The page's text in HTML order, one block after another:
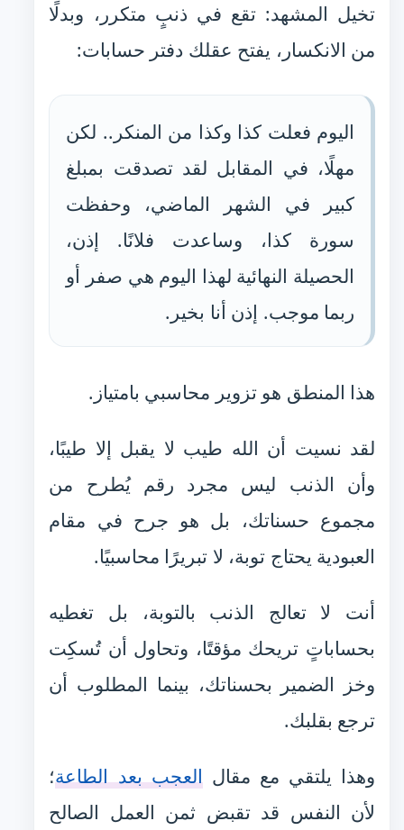
تخيل المشهد: تقع في ذنبٍ متكرر، وبدلًا
من الانكسار، يفتح عقلك دفتر حسابات:
اليوم فعلت كذا وكذا من المنكر.. لكن
مهلًا، في المقابل لقد تصدقت بمبلغ
كبير في الشهر الماضي، وحفظت
سورة كذا، وساعدت فلانًا. إذن،
الحصيلة النهائية لهذا اليوم هي صفر أو
ربما موجب. إذن أنا بخير.
هذا المنطق هو تزوير محاسبي بامتياز.
لقد نسيت أن الله طيب لا يقبل إلا طيبًا،
وأن الذنب ليس مجرد رقم يُطرح من
مجموع حسناتك، بل هو جرح في مقام
العبودية يحتاج توبة، لا تبريرًا محاسبيًا.
أنت لا تعالج الذنب بالتوبة، بل تغطيه
بحساباتٍ تريحك مؤقتًا، وتحاول أن تُسكِت
وخز الضمير بحسناتك، بينما المطلوب أن
ترجع بقلبك.
وهذا يلتقي مع مقالالعجب بعد الطاعة؛
لأن النفس قد تقبض ثمن العمل الصالح